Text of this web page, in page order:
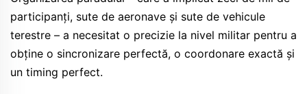
participanți, sute de aeronave și sute de vehicule
terestre – a necesitat o precizie la nivel militar pentru a
obține o sincronizare perfectă, o coordonare exactă și
un timing perfect.